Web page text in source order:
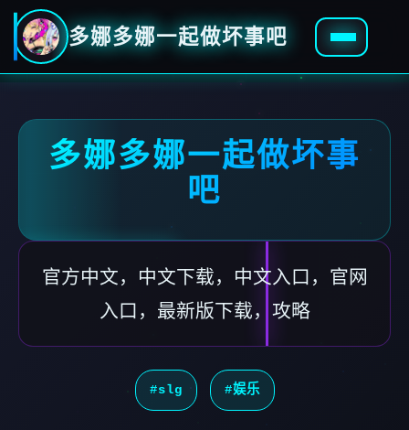
多娜多娜一起做坏事吧
多娜多娜一起做坏事
吧
官方中文，中文下载，中文入口，官网
入口，最新版下载，攻略
#slg #娱乐